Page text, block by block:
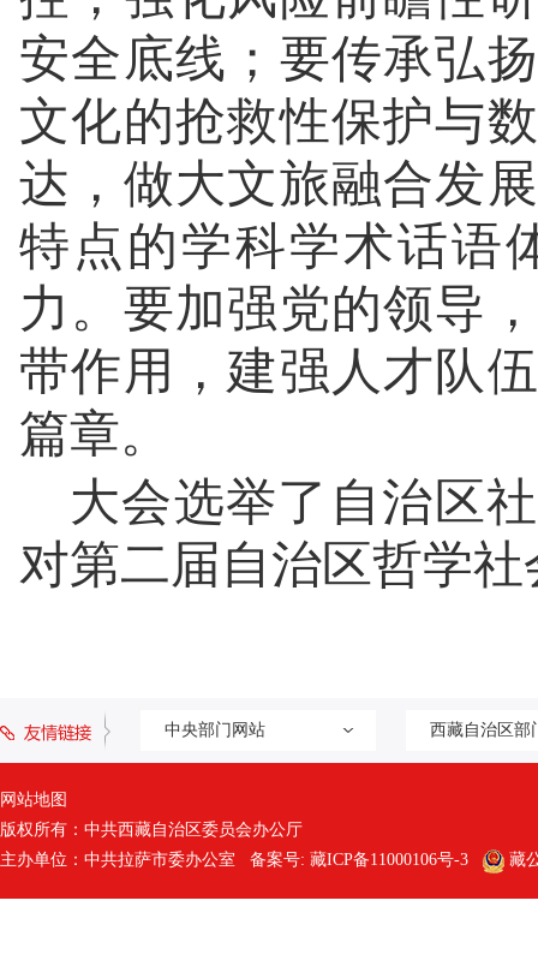
安全底线；要传承弘
文化的抢救性保护与
达，做大文旅融合发
特点的学科学术话语
力。要加强党的领导
带作用，建强人才队
篇章。
大会选举了自治区
对第二届自治区哲学
中央部门网站 西藏自治区部
网站地图
版权所有：中共西藏自治区委员会办公厅
主办单位：中共拉萨市委办公室 备案号: 藏ICP备11000106号-3 藏